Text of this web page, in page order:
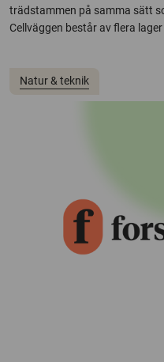
trädstammen på samma sätt
Cellväggen består av flera lager
Natur & teknik